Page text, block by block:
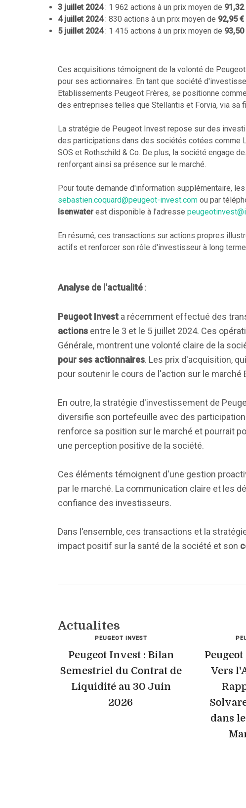
3 juillet 2024: 1 962 actions à un prix moyen de 91,32
4 juillet 2024: 830 actions à un prix moyen de 92,95 €
5 juillet 2024: 1 415 actions à un prix moyen de 93,50
Ces acquisitions témoignent de la volonté de
pour ses actionnaires. En tant que société
Etablissements Peugeot Frères, se positionne
des entreprises telles que Stellantis et Forvia, via sa
La stratégie de Peugeot Invest repose sur des
des participations dans des sociétés cotées comme
SOS et Rothschild & Co. De plus, la société engage
renforçant ainsi sa présence sur le marché.
Pour toute demande d'information supplémentaire,
sebastien.coquard@peugeot-invest.com ou par
Isenwaterest disponible à l'adresse
En résumé, ces transactions sur actions propres
actifs et renforcer son rôle d'investisseur à long
Analyse de l'actualité :
Peugeot Invest a récemment effectué des
actions entre le 3 et le 5 juillet 2024. Ces
Générale, montrent une volonté claire de la
pour ses actionnaires. Les prix d'acquisition,
pour soutenir le cours de l'action sur le marché
En outre, la stratégie d'investissement de
diversifie son portefeuille avec des
renforce sa position sur le marché et pourrait
une perception positive de la société.
Ces éléments témoignent d'une gestion
par le marché. La communication claire et les
confiance des investisseurs.
Dans l'ensemble, ces transactions et la
impact positif sur la santé de la société et son
Actualites
PEUGEOT INVEST
Peugeot Invest : Bilan
Semestriel du Contrat de
Liquidité au 30 Juin
2026
Vers
dans